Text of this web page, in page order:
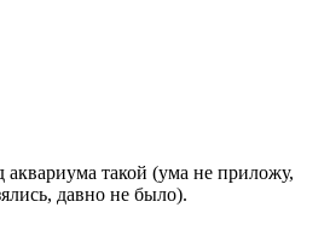
такой (ума не приложу,
давно не было).